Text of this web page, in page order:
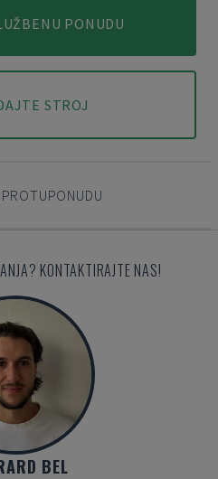
PONUDU
STROJ
KONTAKTIRAJTE NAS!
BEL